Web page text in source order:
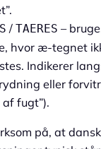
/ TAERES –
hvor æ-tegnet
Indikerer
eller
fugt”).
på, at